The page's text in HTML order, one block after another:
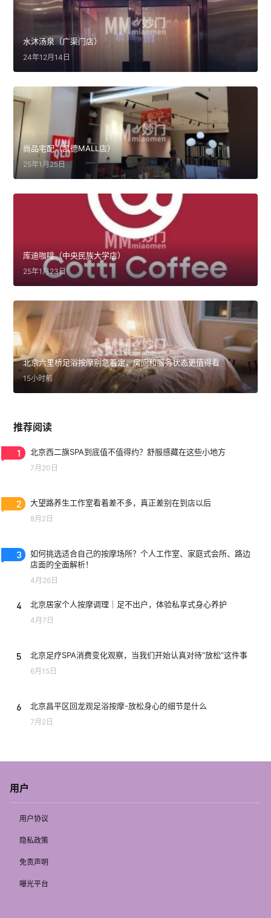
水沐汤泉（广渠门店）
24年12月14日
尚品宅配（凯德MALL店）
25年1月25日
库迪咖啡（中央民族大学店）
25年1月23日
北京六里桥足浴按摩别急着定，房间和服务状态更值得看
15小时前
推荐阅读
1 北京西二旗SPA到底值不值得约？舒服感藏在这些小地方
7月20日
2 大望路养生工作室看着差不多，真正差别在到店以后
8月2日
3
如何挑选适合自己的按摩场所？个人工作室、家庭式会所、路边
店面的全面解析！
4月26日
4 北京居家个人按摩调理｜足不出户，体验私享式身心养护
4月7日
5 北京足疗SPA消费变化观察，当我们开始认真对待“放松”这件事
6月15日
6 北京昌平区回龙观足浴按摩-放松身心的细节是什么
7月2日
用户
用户协议
隐私政策
免责声明
曝光平台